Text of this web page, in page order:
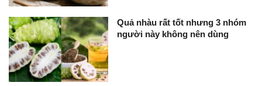
Quả nhàu rất tốt nhưng 3 nhóm
người này không nên dùng